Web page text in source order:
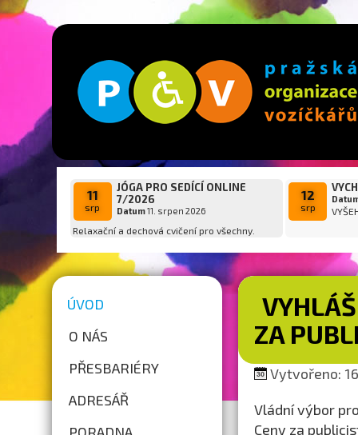
11
srp
JÓGA PRO SEDÍCÍ ONLINE
7/2026
Datum11. srpen 2026
Relaxační a dechová cvičení pro všechny.
12
srp
ÚVOD
O NÁS
PŘESBARIÉRY
ADRESÁŘ
ZA
Vytvořeno:
Vládní výbor
Ceny za